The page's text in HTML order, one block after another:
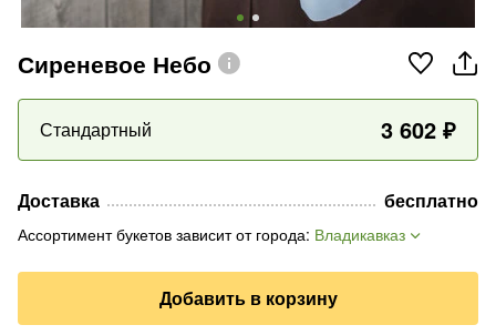
Сиреневое Небо
Стандартный 3 602 ₽
Доставка бесплатно
Ассортимент букетов зависит от города: Владикавказ
Добавить в корзину